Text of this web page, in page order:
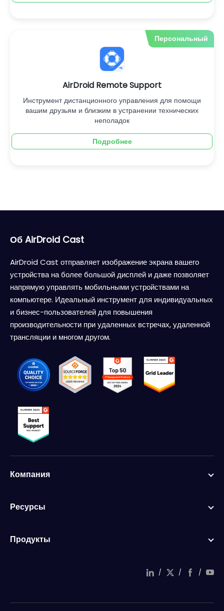
Персональный
AirDroid Remote Support
Инструмент дистанционного управления для помощи
вашим друзьям и близким в устранении технических
неполадок
Подробнее
Об AirDroid Cast
AirDroid Cast отправляет изображение экрана вашего
устройства на более большой дисплей и даже позволяет
напрямую управлять мобильными устройствами на
компьютере. Идеальный инструмент для индивидуальных
и бизнес-пользователей для повышения
производительности при удаленных встречах, удаленной
трансляции и многом другом.
Компания
Ресурсы
Продукты
/ / /